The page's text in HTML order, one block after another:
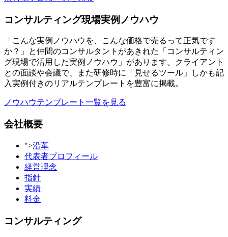
コンサルティング現場実例ノウハウ
「こんな実例ノウハウを、こんな価格で売るって正気です
か？」と仲間のコンサルタントがあきれた「コンサルティン
グ現場で活用した実例ノウハウ」があります。クライアント
との面談や会議で、また研修時に「見せるツール」しかも記
入実例付きのリアルテンプレートを豊富に掲載。
ノウハウテンプレート一覧を見る
会社概要
">沿革
代表者プロフィール
経営理念
指針
実績
料金
コンサルティング